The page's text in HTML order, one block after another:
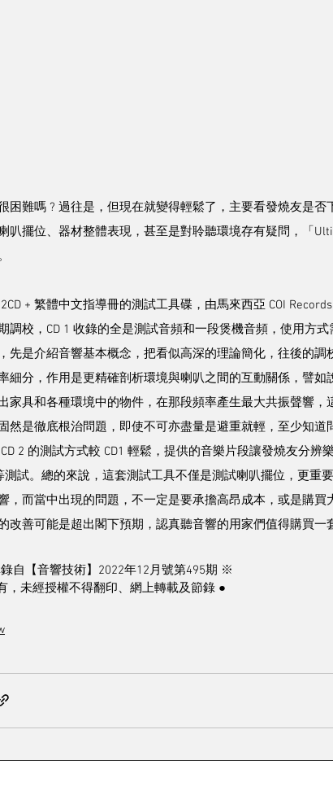
困難嗎 ? 過往是，但現在就變得輕鬆了，主要看發燒友是
叭擺位、器材整體表現，甚至是對聆聽環境存有疑問，「
+ 繁體中文指導冊的測試工具碟，由馬來西亞 COI
調校，CD 1 收錄的全是測試音頻和一段煲機音頻，使用方
先是介紹音響基本概念，把看似高深的理論簡化，往後的調
細分，作用是更精確剖析環境與喇叭之間的互動關係，譬如
家具和各種環境中的物件，在那段頻率產生最大共振聲響
然是徹底根治問題，即使不可亦盡量是避重就輕，至少知
2 的測試方式較 CD1 輕鬆，提供的音樂片段讓發燒友分辨
測試。總的來說，這套測試工具不僅是測試喇叭擺位，更重
，而當中出現的問題，不一定是要承擔高昂成本，或是購
改善可能是超出閣下預期，認真聽音響的用家們值得購買一
自【音響技術】2022年12月號第495期 ※
，未經授權不得翻印、網上轉載及節錄 ●